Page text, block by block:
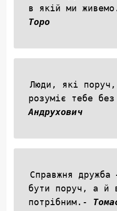
в якій ми
Торо
Люди, які
розуміє тебе
Андрухович
Справжня
бути поруч, а й
потрібним.-